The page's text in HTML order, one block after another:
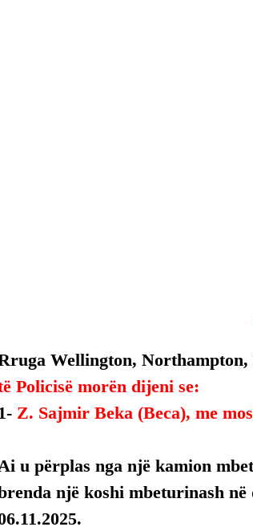
Wellington,
Policisë morën dijeni se:
Z. Sajmir Beka (Beca), me
u përplas nga një kamion
një koshi mbeturinash në